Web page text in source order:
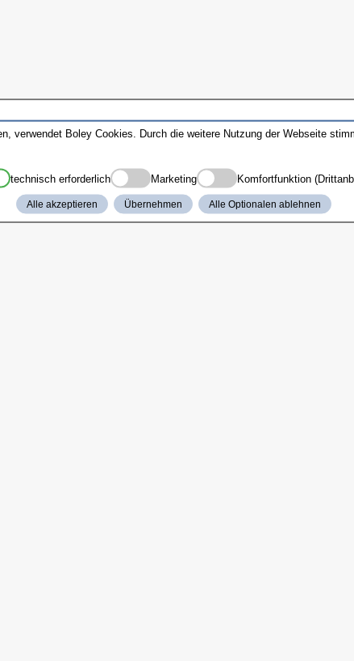
verwendet Boley Cookies. Durch die weitere Nutzung der Webseite
technisch erforderlich Marketing Komfortfunktion
Alle akzeptieren Übernehmen Alle Optionalen ablehnen